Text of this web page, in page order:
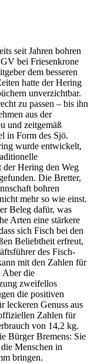
seit Jahren bohren
bei Friesenkrone
dem besseren
hatte der Hering
unverzichtbar.
zu passen – bis ihn
aus der
und zeitgemäß
in Form des Sjö.
wurde entwickelt,
der Hering den Weg
Die Bretter,
bohren
mehr so wie einst.
Beleg dafür, was
Arten eine stärkere
sich Fisch bei den
Beliebtheit erfreut,
des Fisch-
mit den Zahlen für
Aber die
zweifellos
die positiven
leckeren Genuss aus
Zahlen für
von 14,2 kg.
Bürger Bremens: Sie
Menschen in
bringen.